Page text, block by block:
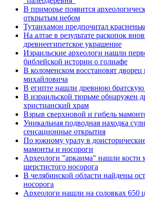
В приморье появится
открытым небом
Тутанхамон предпочитал
На алтае в результате раскопок
древнеегипетское украшение
Израильские археологи нашли
библейской истории о голиафе
В коломенском восстановят дворец
михайловича
В египте нашли древнюю
В израильской тюрьме обнаружен
христианский храм
Взрыв сверхновой и гибель
Уникальная подводная находка
сенсационные открытия
По южному уралу в
мамонты и носороги
Археологи "аркаима" нашли кости
шерстистого носорога
В челябинской области найдены
носорога
Археологи нашли на соловках 650